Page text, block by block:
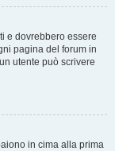
e dovrebbero essere
pagina del forum in
utente può scrivere
in cima alla prima